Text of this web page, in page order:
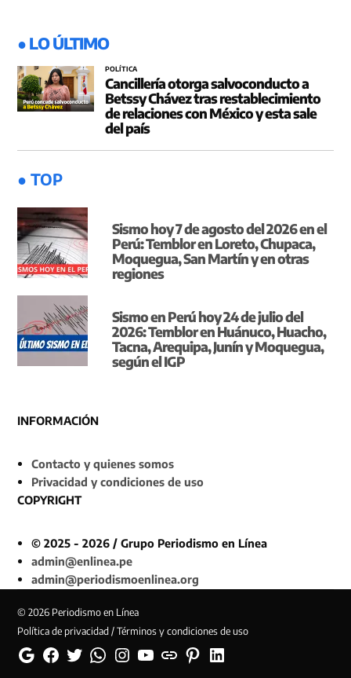
● LO ÚLTIMO
POLÍTICA
Cancillería otorga salvoconducto a
Betssy Chávez tras restablecimiento
de relaciones con México y esta sale
del país
● TOP
Sismo hoy 7 de agosto del 2026 en el
Perú: Temblor en Loreto, Chupaca,
Moquegua, San Martín y en otras
regiones
Sismo en Perú hoy 24 de julio del
2026: Temblor en Huánuco, Huacho,
Tacna, Arequipa, Junín y Moquegua,
según el IGP
INFORMACIÓN
Contacto y quienes somos
Privacidad y condiciones de uso
COPYRIGHT
© 2025 - 2026 / Grupo Periodismo en Línea
admin@enlinea.pe
admin@periodismoenlinea.org
© 2026 Periodismo en Línea
Política de privacidad / Términos y condiciones de uso
GoogleFacebookTwitterWhatsappInstagramYouTubeWeb PinterestLinkedin